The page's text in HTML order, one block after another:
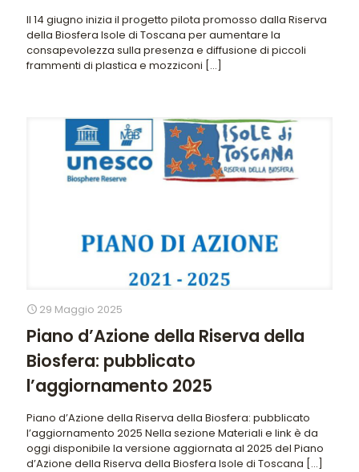
Il 14 giugno inizia il progetto pilota promosso dalla Riserva
della Biosfera Isole di Toscana per aumentare la
consapevolezza sulla presenza e diffusione di piccoli
frammenti di plastica e mozziconi […]
29 Maggio 2025
Piano d’Azione della Riserva della
Biosfera: pubblicato
l’aggiornamento 2025
Piano d’Azione della Riserva della Biosfera: pubblicato
l’aggiornamento 2025 Nella sezione Materiali e link è da
oggi disponibile la versione aggiornata al 2025 del Piano
d’Azione della Riserva della Biosfera Isole di Toscana […]